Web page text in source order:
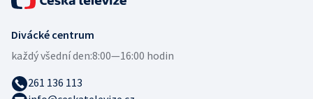
Divácké centrum
každý všední den:8:00—16:00 hodin
261 136 113